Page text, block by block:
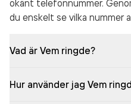
okänt telefonnummer.
du enskelt se vilka nummer
Vad är Vem ringde?
Hur använder jag Vem